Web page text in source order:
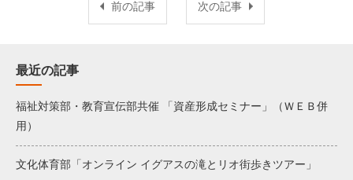
前の記事 次の記事
最近の記事
福祉対策部・教育宣伝部共催 「資産形成セミナー」（ＷＥＢ併
用）
文化体育部「オンライン イグアスの滝とリオ街歩きツアー」